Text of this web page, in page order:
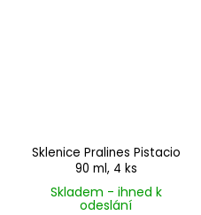
Sklenice Pralines Pistacio
90 ml, 4 ks
Skladem - ihned k
odeslání